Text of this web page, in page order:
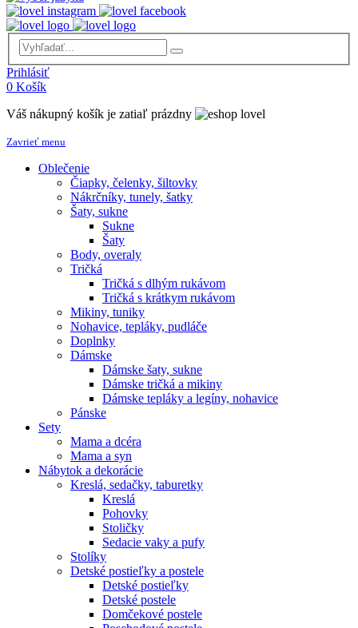
Prihlásiť
0 Košík
Váš nákupný košík je zatiaľ prázdny
Zavrieť menu
Oblečenie
Čiapky, čelenky, šiltovky
Nákrčníky, tunely, šatky
Šaty, sukne
Sukne
Šaty
Body, overaly
Tričká
Tričká s dlhým rukávom
Tričká s krátkym rukávom
Mikiny, tuniky
Nohavice, tepláky, pudláče
Doplnky
Dámske
Dámske šaty, sukne
Dámske tričká a mikiny
Dámske tepláky a legíny, nohavice
Pánske
Sety
Mama a dcéra
Mama a syn
Nábytok a dekorácie
Kreslá, sedačky, taburetky
Kreslá
Pohovky
Stoličky
Sedacie vaky a pufy
Stolíky
Detské postieľky a postele
Detské postieľky
Detské postele
Domčekové postele